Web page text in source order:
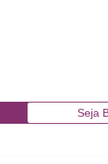
Seja